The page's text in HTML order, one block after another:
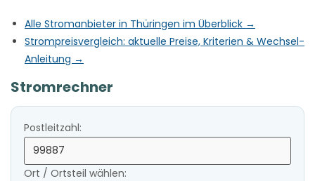
Alle Stromanbieter in Thüringen im Überblick →
Strompreisvergleich: aktuelle Preise, Kriterien & Wechsel-
Anleitung →
Stromrechner
Postleitzahl:
Ort / Ortsteil wählen: